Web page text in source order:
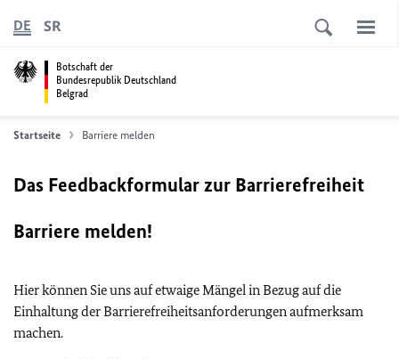
Botschaft der
Bundesrepublik Deutschland
Belgrad
DE SR
Startseite Barriere melden
Das Feedbackformular zur Barrierefreiheit
Barriere melden!
Hier können Sie uns auf etwaige Mängel in Bezug auf die
Einhaltung der Barrierefreiheitsanforderungen aufmerksam
machen.